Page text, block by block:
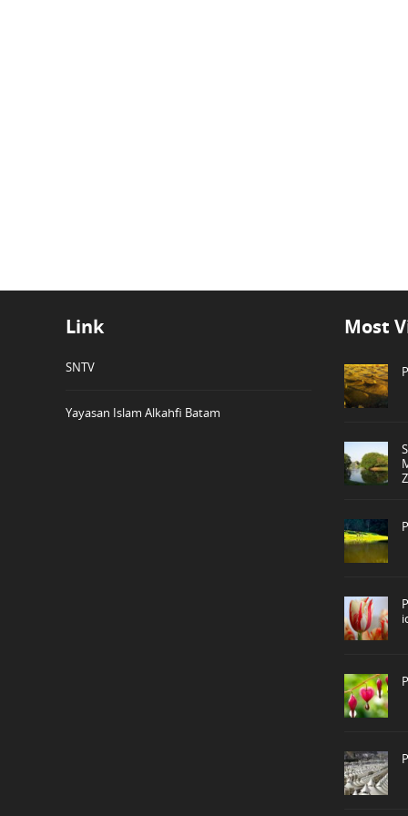
Link
SNTV
Yayasan Islam Alkahfi Batam
Most